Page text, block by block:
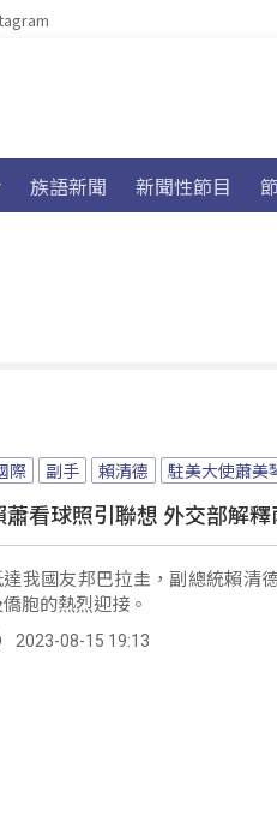
族語新聞 新聞性節目
際 副手 賴清德 駐美大使蕭美
蕭看球照引聯想 外交部解
達我國友邦巴拉圭，副總統賴清
胞的熱烈迎接。
2023-08-15 19:13